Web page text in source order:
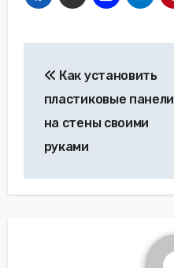
по
записям
Как установить
пластиковые панели
на стены своими
руками